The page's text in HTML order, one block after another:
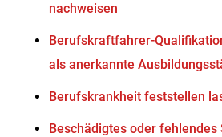
nachweisen
Berufskraftfahrer-
als anerkannte
Berufskrankheit feststellen
Beschädigtes oder fehlendes